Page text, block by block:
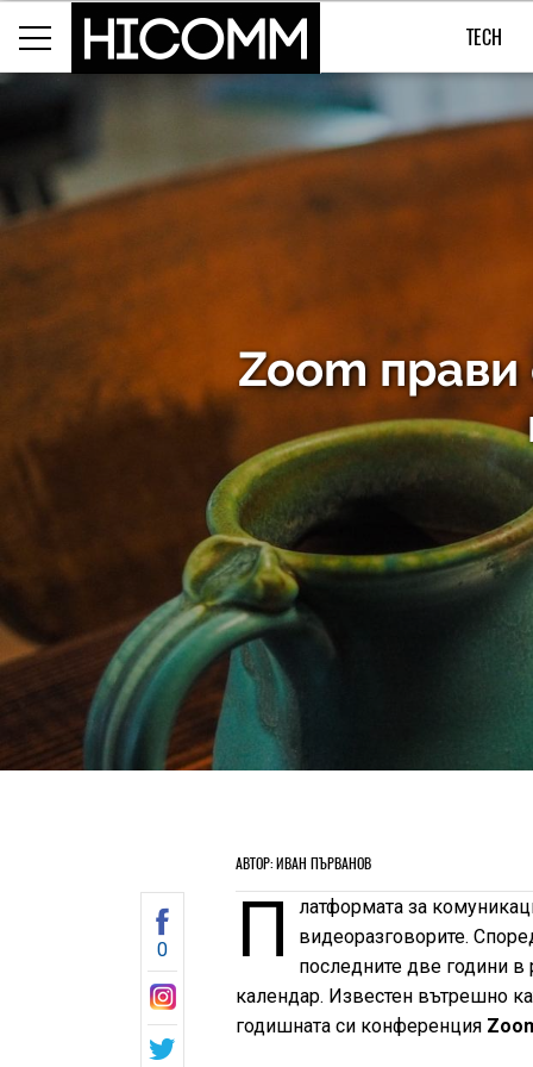
TECH
Zoom
АВТОР: ИВАН ПЪРВАНОВ
0 П
латформата за
видеоразговорите.
последните две години в
календар. Известен вътрешно
годишната си конференция